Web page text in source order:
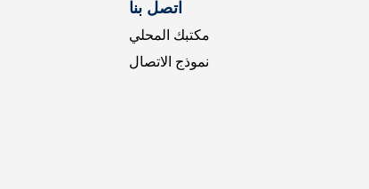
اتصل بنا
مكتبك المحلي
نموذج الاتصال